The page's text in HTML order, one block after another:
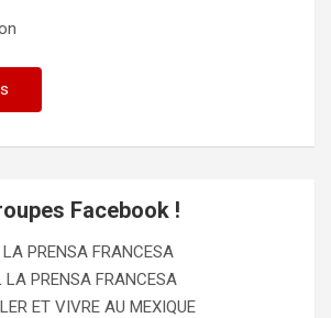
Facebook !
PRENSA FRANCESA
LA PRENSA FRANCESA
ET VIVRE AU MEXIQUE